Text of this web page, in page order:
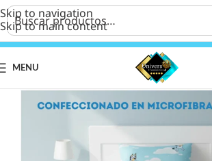
Skip to navigation
Skip to main content
MENU